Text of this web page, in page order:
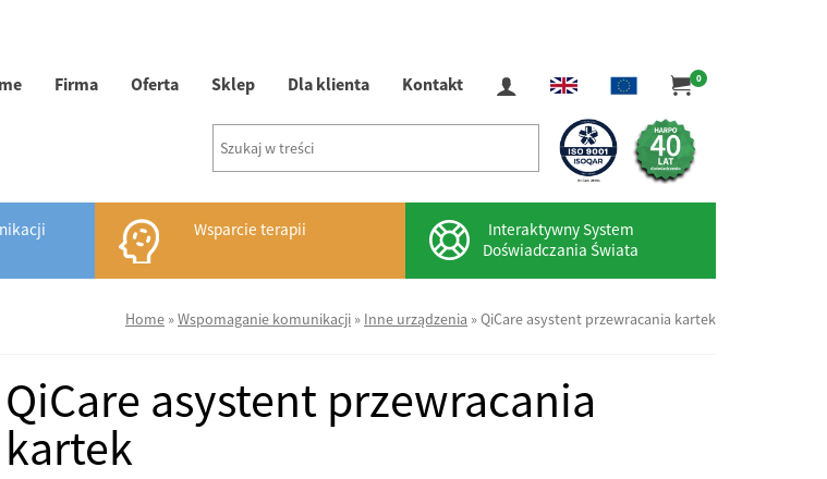
Firma Oferta Sklep Dla klienta Kontakt 0
Wsparcie terapii
Interaktywny System
Doświadczania Świata
Home »Wspomaganie komunikacji » Inne urządzenia »QiCare asystent przewracania kartek
QiCare asystent przewracania
kartek